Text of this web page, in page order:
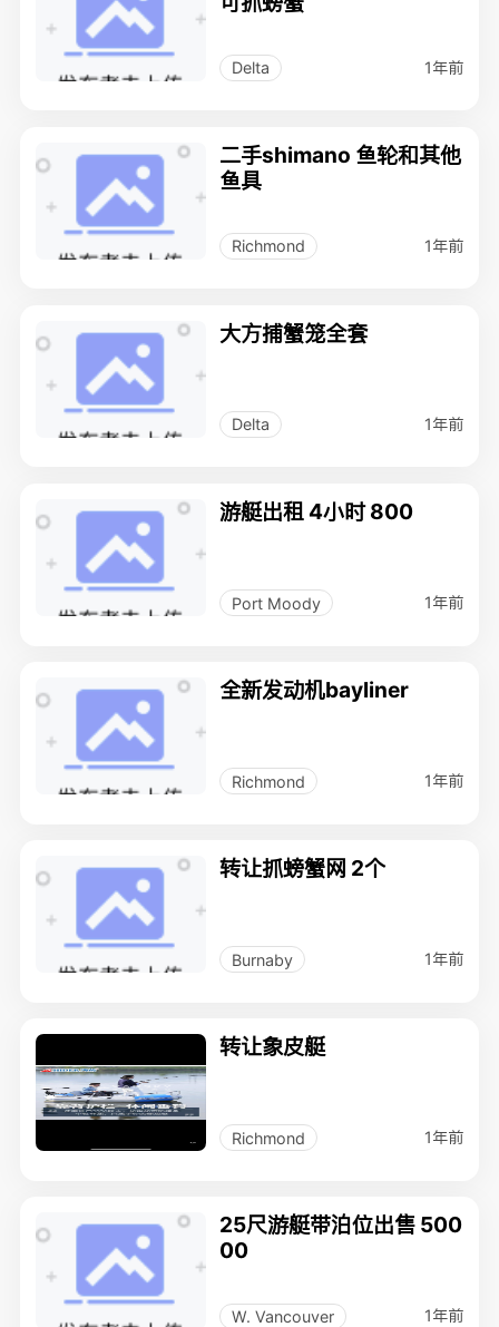
Delta 1年前
二手shimano 鱼轮和其他
鱼具
Richmond 1年前
大方捕蟹笼全套
Delta 1年前
游艇出租 4小时 800
Port Moody 1年前
全新发动机bayliner
Richmond 1年前
转让抓螃蟹网 2个
Burnaby 1年前
转让象皮艇
Richmond 1年前
25尺游艇带泊位出售 500
00
W. Vancouver 1年前